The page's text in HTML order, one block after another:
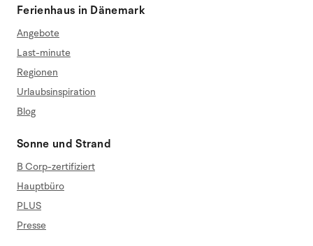
Ferienhaus in Dänemark
Angebote
Last-minute
Regionen
Urlaubsinspiration
Blog
Sonne und Strand
B Corp-zertifiziert
Hauptbüro
PLUS
Presse